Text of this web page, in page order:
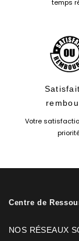
temps
Votre
Centre de
NOS RÉSEAUX